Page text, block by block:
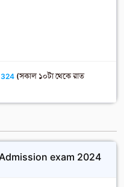
(সকাল ১০টা থেকে রাত
exam 2024